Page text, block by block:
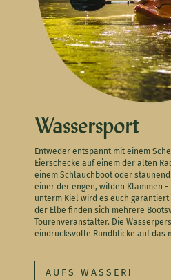
Wassersport
Entweder entspannt mit einem
Eierschecke auf einem der alten
einem Schlauchboot oder
einer der engen, wilden Klammen
unterm Kiel wird es euch
der Elbe finden sich mehrere
Tourenveranstalter. Die
eindrucksvolle Rundblicke auf das
AUFS WASSER!